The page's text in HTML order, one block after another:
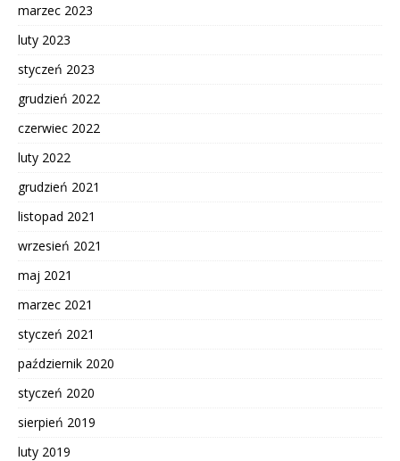
marzec 2023
luty 2023
styczeń 2023
grudzień 2022
czerwiec 2022
luty 2022
grudzień 2021
listopad 2021
wrzesień 2021
maj 2021
marzec 2021
styczeń 2021
październik 2020
styczeń 2020
sierpień 2019
luty 2019